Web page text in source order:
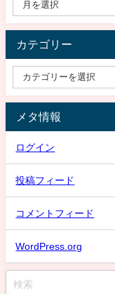
カテゴリー
メタ情報
ログイン
投稿フィード
コメントフィード
WordPress.org